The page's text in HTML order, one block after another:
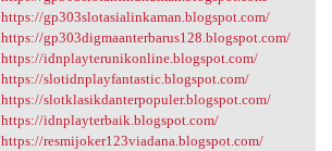
https://gp303slotasialinkaman.blogspot.com/
https://gp303digmaanterbarus128.blogspot.com/
https://idnplayterunikonline.blogspot.com/
https://slotidnplayfantastic.blogspot.com/
https://slotklasikdanterpopuler.blogspot.com/
https://idnplayterbaik.blogspot.com/
https://resmijoker123viadana.blogspot.com/